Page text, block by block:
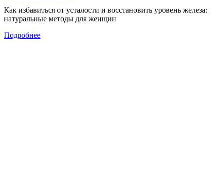
Как избавиться от усталости и восстановить уровень железа:
натуральные методы для женщин
Подробнее